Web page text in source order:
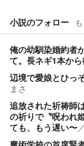
小説のフォロー
俺の幼馴染婚約者
て。長ネギ1本から
辺境で愛娘とひっ
まさ
追放された祈祷師
の祈りで〝呪われ
ても、もう遅い〜／